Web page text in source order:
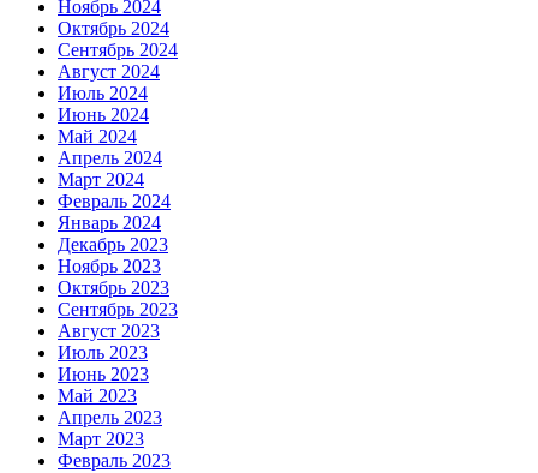
Ноябрь 2024
Октябрь 2024
Сентябрь 2024
Август 2024
Июль 2024
Июнь 2024
Май 2024
Апрель 2024
Март 2024
Февраль 2024
Январь 2024
Декабрь 2023
Ноябрь 2023
Октябрь 2023
Сентябрь 2023
Август 2023
Июль 2023
Июнь 2023
Май 2023
Апрель 2023
Март 2023
Февраль 2023